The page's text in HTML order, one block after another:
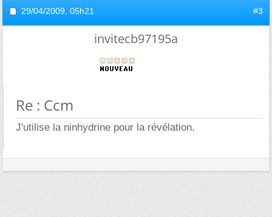
29/04/2009, 05h21 #3
invitecb97195a
Re : Ccm
J'utilise la ninhydrine pour la révélation.